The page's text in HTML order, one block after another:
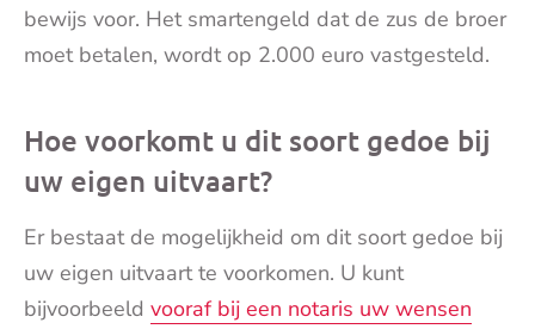
bewijs voor. Het smartengeld dat de zus de broer
moet betalen, wordt op 2.000 euro vastgesteld.
Hoe voorkomt u dit soort gedoe bij
uw eigen uitvaart?
Er bestaat de mogelijkheid om dit soort gedoe bij
uw eigen uitvaart te voorkomen. U kunt
bijvoorbeeld vooraf bij een notaris uw wensen